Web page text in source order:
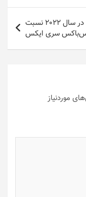
پیش‌بینی فروش دو برابری پلی‌استیشن 5 در سال 2022 نسبت
سری ایکس
موردنیاز